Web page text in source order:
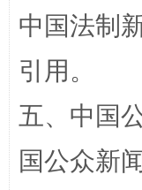
扯下公款
中国法制
引用。
五、中国
国公众新